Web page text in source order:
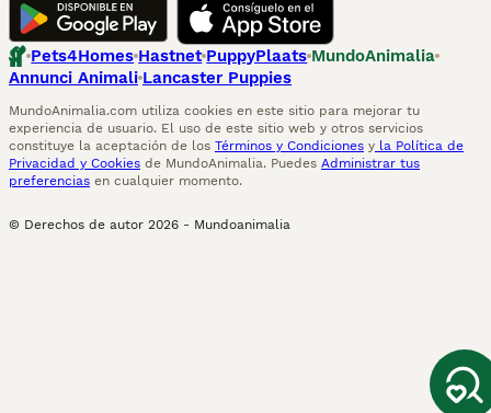
Pets4Homes Hastnet PuppyPlaats MundoAnimalia
Annunci Animali Lancaster Puppies
MundoAnimalia.com utiliza cookies en este sitio para mejorar tu
experiencia de usuario. El uso de este sitio web y otros servicios
constituye la aceptación de los Términos y Condiciones y la Política de
Privacidad y Cookies de MundoAnimalia. Puedes Administrar tus
preferencias en cualquier momento.
© Derechos de autor 2026 - Mundoanimalia